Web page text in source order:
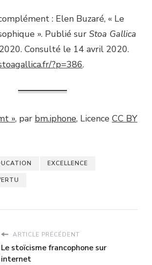
: Elen Buzaré, « Le
». Publié sur Stoa Gallica
Consulté le 14 avril 2020.
?p=386.
», par bm.iphone, Licence CC BY
EXCELLENCE
ARTICLE PRÉCÉDENT
Le stoïcisme francophone sur
internet